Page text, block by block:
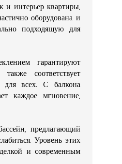
и интерьер квартиры,
оборудована и
подходящую для
гарантируют
соответствует
для всех. С балкона
каждое мгновение,
предлагающий
Уровень этих
и современным